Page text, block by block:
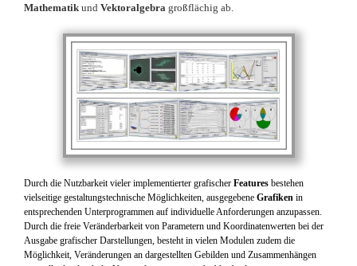
Mathematik und Vektoralgebra großflächig ab.
Durch die Nutzbarkeit vieler implementierter grafischer Features bestehen
vielseitige gestaltungstechnische Möglichkeiten, ausgegebene Grafiken in
entsprechenden Unterprogrammen auf individuelle Anforderungen anzupassen.
Durch die freie Veränderbarkeit von Parametern und Koordinatenwerten bei der
Ausgabe grafischer Darstellungen, besteht in vielen Modulen zudem die
Möglichkeit, Veränderungen an dargestellten Gebilden und Zusammenhängen